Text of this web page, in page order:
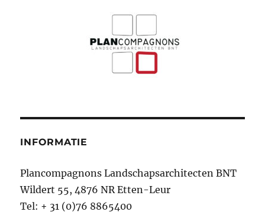
INFORMATIE
Plancompagnons Landschapsarchitecten BNT
Wildert 55, 4876 NR Etten-Leur
Tel: + 31 (0)76 8865400